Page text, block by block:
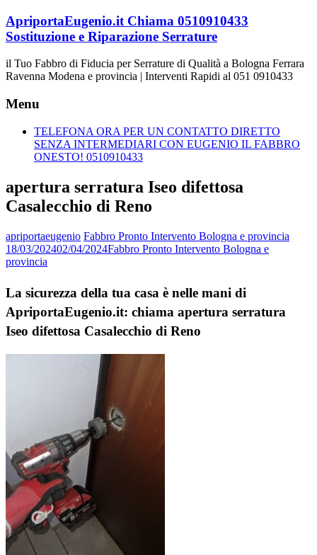
Vai
al
contenuto
ApriportaEugenio.it Chiama 0510910433
Sostituzione e Riparazione Serrature
il Tuo Fabbro di Fiducia per Serrature di Qualità a Bologna Ferrara
Ravenna Modena e provincia | Interventi Rapidi al 051 0910433
Menu
TELEFONA ORA PER UN CONTATTO DIRETTO
SENZA INTERMEDIARI CON EUGENIO IL FABBRO
ONESTO! 0510910433
apertura serratura Iseo difettosa
Casalecchio di Reno
apriportaeugenio Fabbro Pronto Intervento Bologna e provincia
18/03/202402/04/2024Fabbro Pronto Intervento Bologna e
provincia
La sicurezza della tua casa è nelle mani di
ApriportaEugenio.it: chiama apertura serratura
Iseo difettosa Casalecchio di Reno